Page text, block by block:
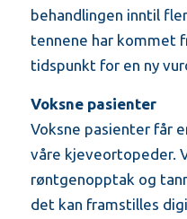
behandlingen inntil
tennene har kommet
tidspunkt for en ny
Voksne pasienter
Voksne pasienter får
våre kjeveortopeder.
røntgenopptak og
det kan framstilles